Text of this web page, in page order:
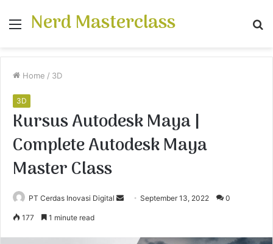
Menu
Nerd Masterclass
Home / 3D
3D
Kursus Autodesk Maya |
Complete Autodesk Maya
Master Class
PT Cerdas Inovasi Digital September 13, 2022 0
177 1 minute read